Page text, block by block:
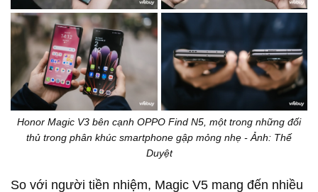
Honor Magic V3 bên cạnh OPPO Find N5, một trong những đối
thủ trong phân khúc smartphone gập mỏng nhẹ - Ảnh: Thế
Duyệt
So với người tiền nhiệm, Magic V5 mang đến nhiều